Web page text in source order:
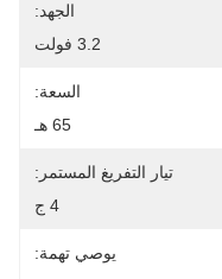
الجهد:
3.2 فولت
السعة:
65 هـ
تيار التفريغ المستمر:
4 ج
يوصي تهمة: